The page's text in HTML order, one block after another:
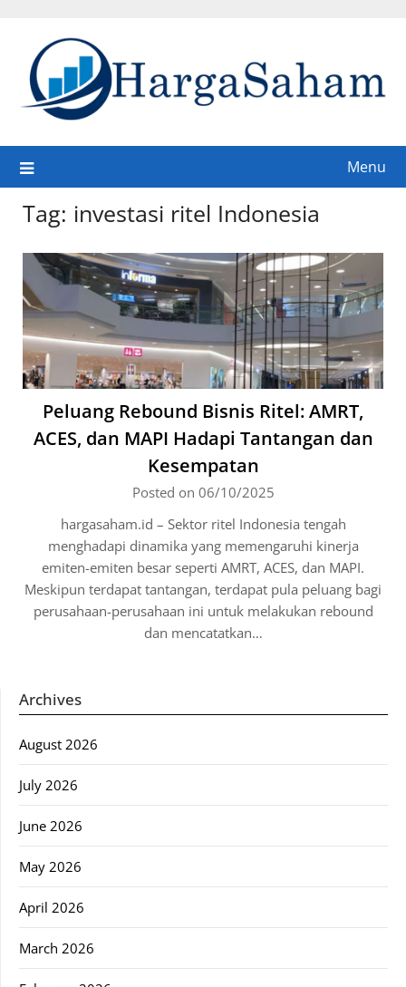
content
Menu
Tag: investasi ritel Indonesia
Peluang Rebound Bisnis Ritel: AMRT,
ACES, dan MAPI Hadapi Tantangan dan
Kesempatan
Posted on 06/10/2025
hargasaham.id – Sektor ritel Indonesia tengah
menghadapi dinamika yang memengaruhi kinerja
emiten-emiten besar seperti AMRT, ACES, dan MAPI.
Meskipun terdapat tantangan, terdapat pula peluang bagi
perusahaan-perusahaan ini untuk melakukan rebound
dan mencatatkan…
Archives
August 2026
July 2026
June 2026
May 2026
April 2026
March 2026